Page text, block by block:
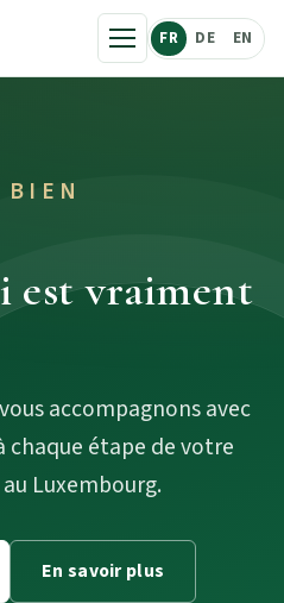
FR DE EN
BIEN
est vraiment
accompagnons avec
chaque étape de votre
Luxembourg.
En savoir plus